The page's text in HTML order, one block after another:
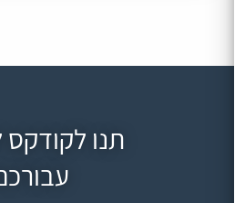
תנו